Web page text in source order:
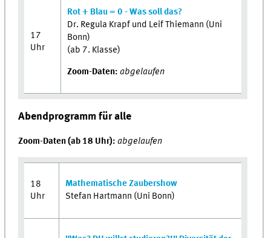
17
Uhr
Rot + Blau = 0 - Was soll das?
Dr. Regula Krapf und Leif Thiemann (Uni
Bonn)
(ab 7. Klasse)
Zoom-Daten: abgelaufen
Abendprogramm für alle
Zoom-Daten (ab 18 Uhr):abgelaufen
18
Uhr
Mathematische Zaubershow
Stefan Hartmann (Uni Bonn)